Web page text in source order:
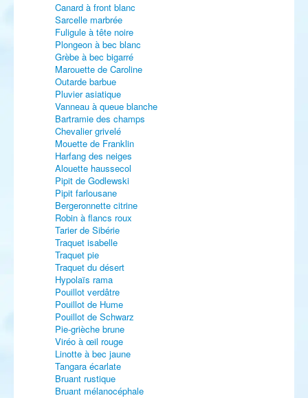
Canard à front blanc
Sarcelle marbrée
Fuligule à tête noire
Plongeon à bec blanc
Grèbe à bec bigarré
Marouette de Caroline
Outarde barbue
Pluvier asiatique
Vanneau à queue blanche
Bartramie des champs
Chevalier grivelé
Mouette de Franklin
Harfang des neiges
Alouette haussecol
Pipit de Godlewski
Pipit farlousane
Bergeronnette citrine
Robin à flancs roux
Tarier de Sibérie
Traquet isabelle
Traquet pie
Traquet du désert
Hypolaïs rama
Pouillot verdâtre
Pouillot de Hume
Pouillot de Schwarz
Pie-grièche brune
Viréo à œil rouge
Linotte à bec jaune
Tangara écarlate
Bruant rustique
Bruant mélanocéphale